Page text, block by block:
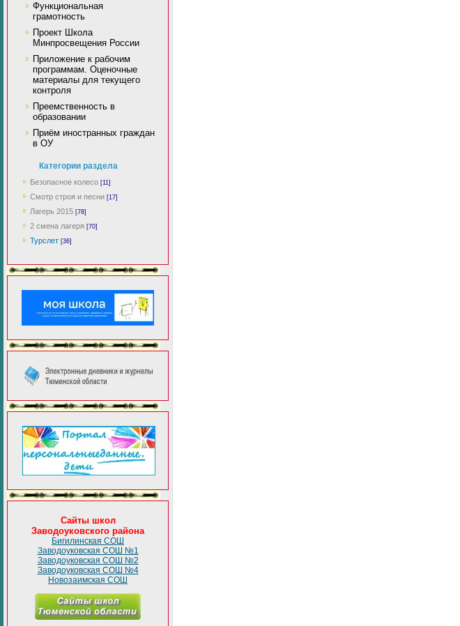
Функциональная
грамотность
Проект Школа
Минпросвещения России
Приложение к рабочим
программам. Оценочные
материалы для текущего
контроля
Преемственность в
образовании
Приём иностранных граждан
в ОУ
Категории раздела
Безопасное колесо [11]
Смотр строя и песни [17]
Лагерь 2015 [78]
2 смена лагеря [70]
Турслет [36]
Сайты школ
Заводоуковского района
Бигилинская СОШ
Заводоуковская СОШ №1
Заводоуковская СОШ №2
Заводоуковская СОШ №4
Новозаимская СОШ